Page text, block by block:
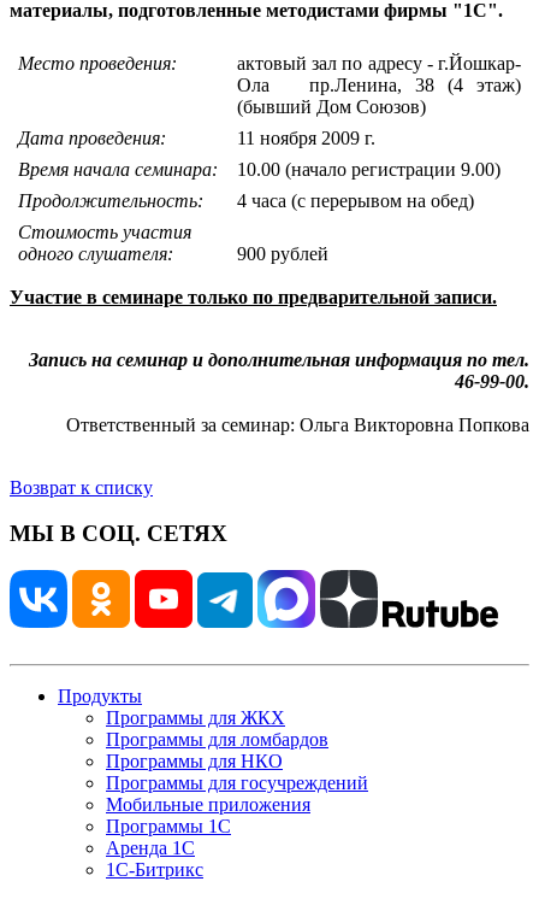
материалы, подготовленные методистами фирмы "1С".
Место проведения:
актовый зал по адресу - г.Йошкар-
Ола
пр.Ленина, 38 (4 этаж)
(бывший Дом Союзов)
Дата проведения:
11 ноября 2009 г.
Время начала семинара:
10.00 (начало регистрации9.00)
Продолжительность:
4 часа (с перерывом на обед)
Стоимость участия
одного слушателя:
900 рублей
Участие в семинаре только по предварительной записи.
Запись на семинар и дополнительная информация по тел.
46-99-00.
Ответственный за семинар: Ольга Викторовна Попкова
Возврат к списку
МЫ В СОЦ. СЕТЯХ
Продукты
Программы для ЖКХ
Программы для ломбардов
Программы для НКО
Программы для госучреждений
Мобильные приложения
Программы 1С
Аренда 1С
1С-Битрикс